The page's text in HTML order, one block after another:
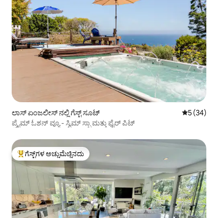
ಲಾಸ್ ಏಂಜಲೀಸ್ ನಲ್ಲಿ ಗೆಸ್ಟ್ ಸೂಟ್ 5 ರಲ್ಲಿ 5
5 (34)
ಪ್ರೈಮ್ ಓಶನ್ ವ್ಯೂ - ಸ್ವಿಮ್ ಸ್ಪಾ ಮತ್ತು ಫೈರ್ ಪಿಟ್
ಗೆಸ್ಟ್‌ಗಳಿಗೆ ಅತಿ ಹೆಚ್ಚು ಅಚ್ಚುಮೆಚ್ಚಿನದು
ಗೆಸ್ಟ್‌ಗಳ ಅಚ್ಚುಮೆಚ್ಚಿನದು